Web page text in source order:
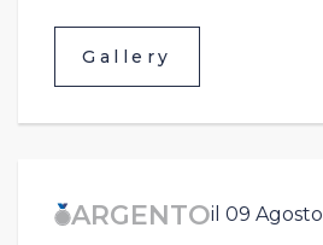
Gallery
ARGENTOil 09 Agosto